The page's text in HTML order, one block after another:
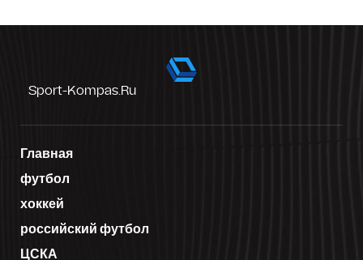
Sport-Kompas.ru
Главная
футбол
хоккей
российский футбол
ЦСКА